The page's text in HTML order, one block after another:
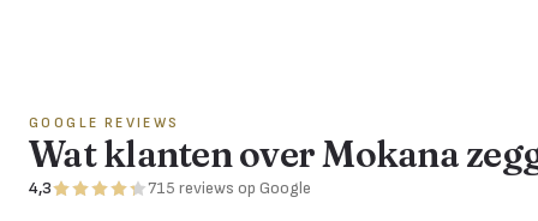
GOOGLE REVIEWS
Wat klanten over Mokana
4,3 715 reviews op Google